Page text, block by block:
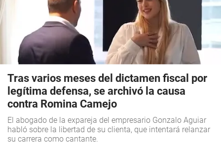
Tras varios meses del dictamen fiscal por
legítima defensa, se archivó la causa
contra Romina Camejo
El abogado de la expareja del empresario Gonzalo Aguiar
habló sobre la libertad de su clienta, que intentará relanzar
su carrera como cantante.